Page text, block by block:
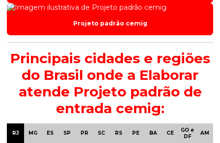
Projeto padrão cemig
Principais cidades e regiões
do Brasil onde a Elaborar
atende Projeto padrão de
entrada cemig:
RJ MG ES SP PR SC RS PE BA CE
GO e
DF
AM